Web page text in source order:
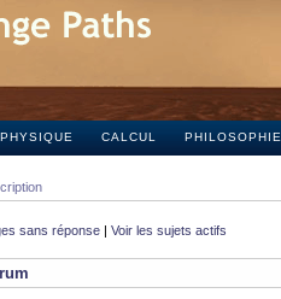
PHYSIQUE CALCUL PHILOSOPHIE
sans réponse | Voir les sujets actifs